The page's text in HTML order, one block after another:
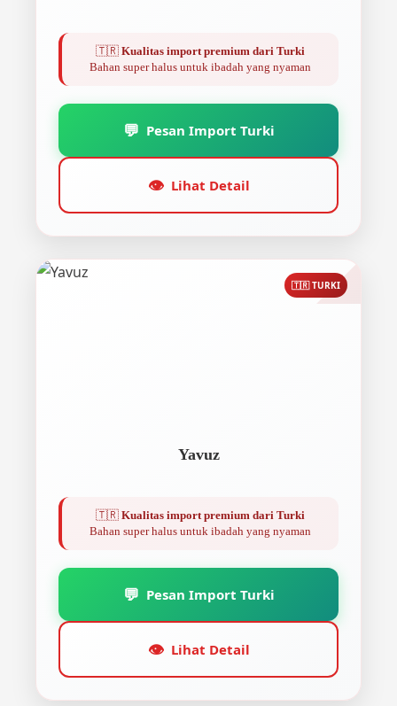
🇹🇷 Kualitas import premium dari Turki
Bahan super halus untuk ibadah yang nyaman
💬 Pesan Import Turki
👁️ Lihat Detail
🇹🇷 TURKI
Yavuz
🇹🇷 Kualitas import premium dari Turki
Bahan super halus untuk ibadah yang nyaman
💬 Pesan Import Turki
👁️ Lihat Detail